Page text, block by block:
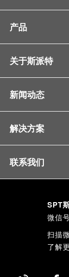
产品
关于斯派特
新闻动态
解决方案
联系我们
SPT
微信
扫描
了解